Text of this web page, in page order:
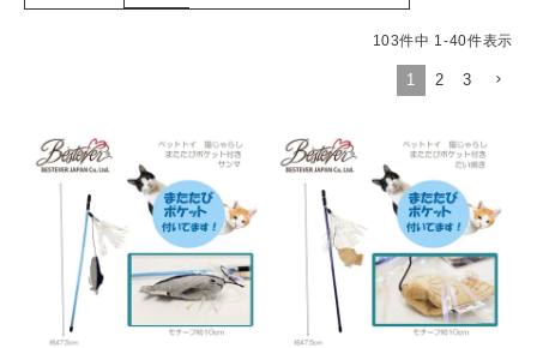
103件中 1-40件表示
1 2 3